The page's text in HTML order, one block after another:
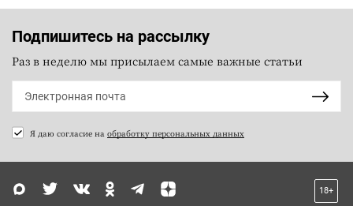
Подпишитесь на рассылку
Раз в неделю мы присылаем самые важные статьи
Я даю согласие на обработку персональных данных
18+